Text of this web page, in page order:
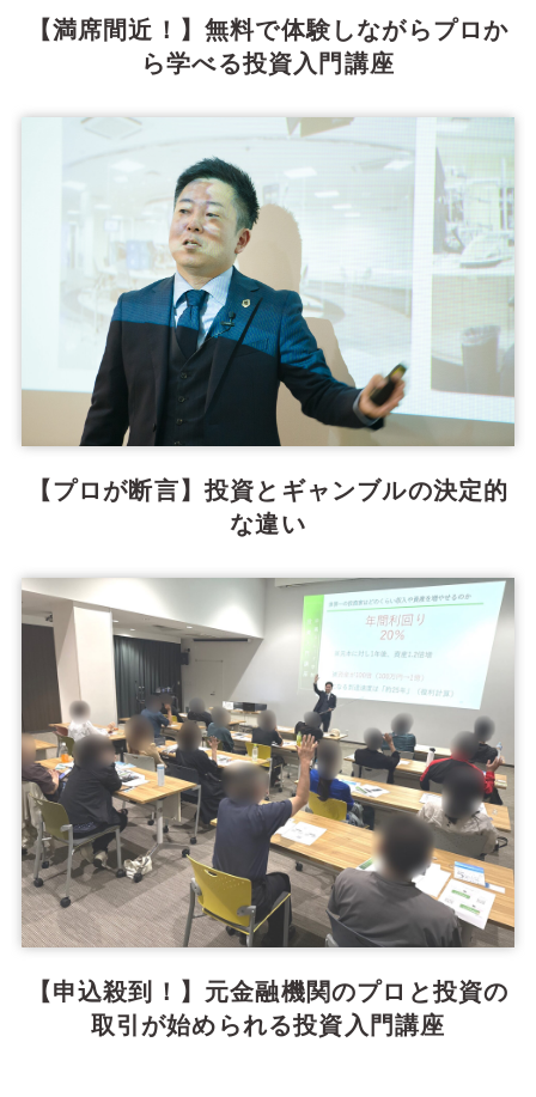
【満席間近！】無料で体験しながらプロか
ら学べる投資入門講座
【プロが断言】投資とギャンブルの決定的
な違い
【申込殺到！】元金融機関のプロと投資の
取引が始められる投資入門講座